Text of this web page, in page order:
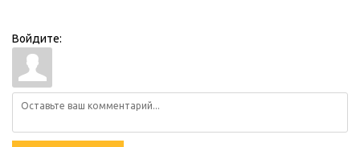
Войдите: